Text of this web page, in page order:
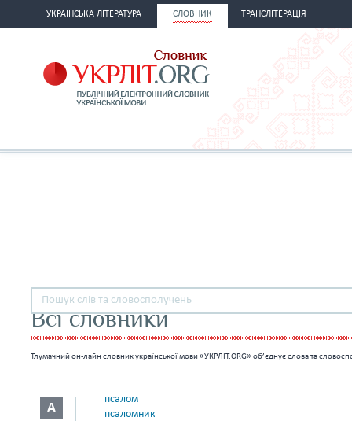
УКРАЇНСЬКА ЛІТЕРАТУРА СЛОВНИК ТРАНСЛІТЕРАЦІЯ
Всі словники
Тлумачний он-лайн словник української мови «УКРЛІТ.ORG» об’єднує слова та
А
псалом
псаломник